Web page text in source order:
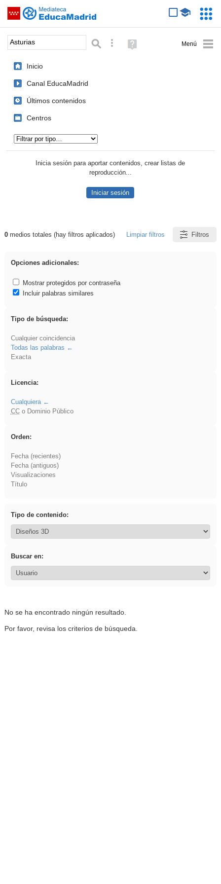
Saltar navegación
Palabra o frase: Búsqueda avanzada
Ayuda
(en
Inicio
Canal EducaMadrid
Últimos contenidos
Centros
Inicia sesión para aportar contenidos, crear listas de
reproducción...
Iniciar sesión
Resultados de: Asturias
0medios totales (hay filtros aplicados) Limpiar filtros Filtros
Opciones adicionales:
Mostrar protegidos por contraseña
Incluir palabras similares
Tipo de búsqueda:
Cualquier coincidencia
Todas las palabras
Exacta
Licencia:
Cualquiera
CCo Dominio Público
Orden:
Fecha (recientes)
Fecha (antiguos)
Visualizaciones
Título
Tipo de contenido:
Buscar en:
No se ha encontrado ningún resultado.
Por favor, revisa los criterios de búsqueda.